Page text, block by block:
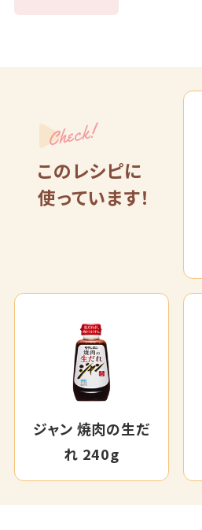
Check!
このレシピに
使っています！
ジャン 焼肉の生だ
れ 240g